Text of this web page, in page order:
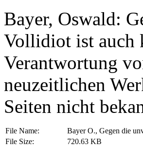
Bayer, Oswald:
Vollidiot ist auch
Verantwortung
neuzeitlichen
Seiten nicht
File Name:
Bayer O., Gegen die
File Size:
720.63 KB